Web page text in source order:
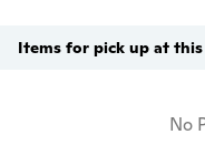
Items for pick up at
No